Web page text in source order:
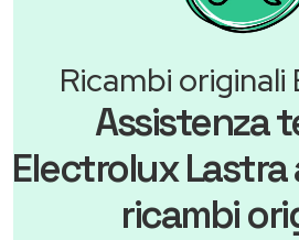
Ricambi
Assistenza
Electrolux Lastra
ricambi